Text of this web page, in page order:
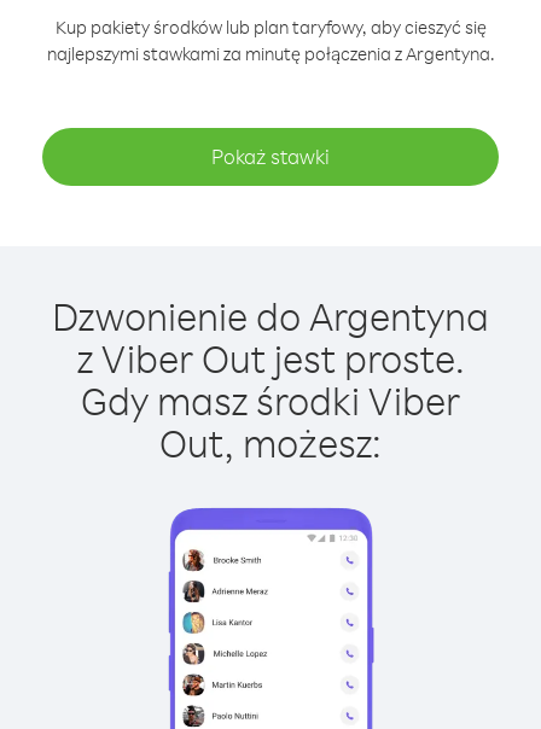
Kup pakiety środków lub plan taryfowy, aby cieszyć się
najlepszymi stawkami za minutę połączenia z Argentyna.
Pokaż stawki
Dzwonienie do Argentyna
z Viber Out jest proste.
Gdy masz środki Viber
Out, możesz: